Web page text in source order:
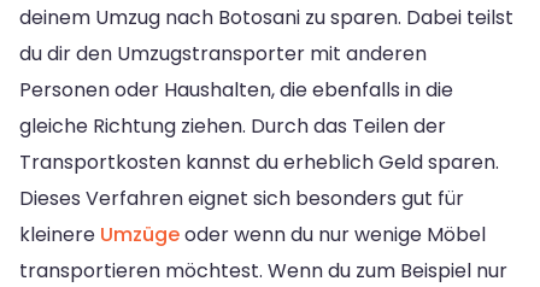
deinem Umzug nach Botosani zu sparen. Dabei teilst
du dir den Umzugstransporter mit anderen
Personen oder Haushalten, die ebenfalls in die
gleiche Richtung ziehen. Durch das Teilen der
Transportkosten kannst du erheblich Geld sparen.
Dieses Verfahren eignet sich besonders gut für
kleinere Umzügeoder wenn du nur wenige Möbel
transportieren möchtest. Wenn du zum Beispiel nur